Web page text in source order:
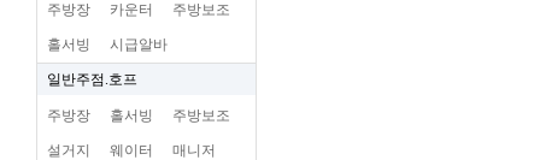
주방장 카운터 주방보조
홀서빙 시급알바
일반주점.호프
주방장 홀서빙 주방보조
설거지 웨이터 매니저